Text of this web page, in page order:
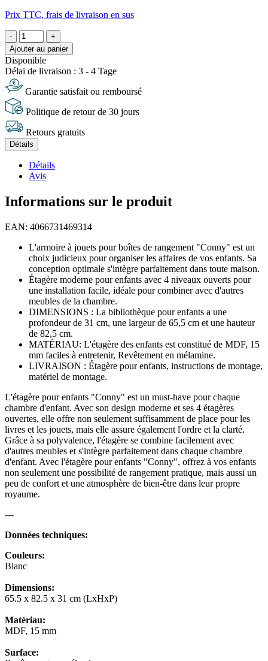
Prix TTC, frais de livraison en sus
-
+
Ajouter au panier
Disponible
Délai de livraison : 3 - 4 Tage
Garantie satisfait ou remboursé
Politique de retour de 30 jours
Retours gratuits
Détails
Détails
Avis
Informations sur le produit
EAN: 4066731469314
L'armoire à jouets pour boîtes de rangement "Conny" est un
choix judicieux pour organiser les affaires de vos enfants. Sa
conception optimale s'intègre parfaitement dans toute maison.
Étagère moderne pour enfants avec 4 niveaux ouverts pour
une installation facile, idéale pour combiner avec d'autres
meubles de la chambre.
DIMENSIONS : La bibliothèque pour enfants a une
profondeur de 31 cm, une largeur de 65,5 cm et une hauteur
de 82,5 cm.
MATÉRIAU: L'étagère des enfants est constitué de MDF, 15
mm faciles à entretenir, Revêtement en mélamine.
LIVRAISON : Étagère pour enfants, instructions de montage,
matériel de montage.
L'étagère pour enfants "Conny" est un must-have pour chaque
chambre d'enfant. Avec son design moderne et ses 4 étagères
ouvertes, elle offre non seulement suffisamment de place pour les
livres et les jouets, mais elle assure également l'ordre et la clarté.
Grâce à sa polyvalence, l'étagère se combine facilement avec
d'autres meubles et s'intègre parfaitement dans chaque chambre
d'enfant. Avec l'étagère pour enfants "Conny", offrez à vos enfants
non seulement une possibilité de rangement pratique, mais aussi un
peu de confort et une atmosphère de bien-être dans leur propre
royaume.
---
Données techniques:
Couleurs:
Blanc
Dimensions:
65.5 x 82.5 x 31 cm (LxHxP)
Matériau:
MDF, 15 mm
Surface: